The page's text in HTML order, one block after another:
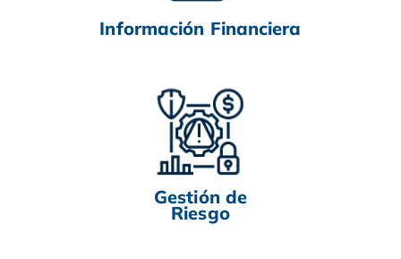
Información Financiera
Gestión de
Riesgo